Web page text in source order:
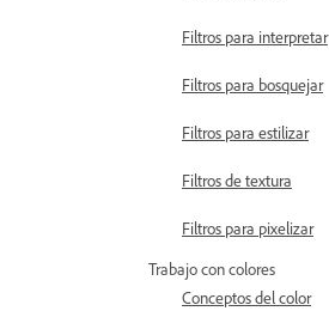
Filtros para interpretar
Filtros para bosquejar
Filtros para estilizar
Filtros de textura
Filtros para pixelizar
Trabajo con colores
Conceptos del color